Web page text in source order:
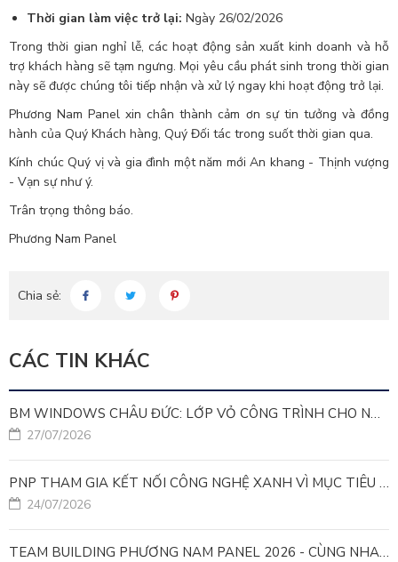
Thời gian làm việc trở lại: Ngày 26/02/2026
Trong thời gian nghỉ lễ, các hoạt động sản xuất kinh doanh và hỗ
trợ khách hàng sẽ tạm ngưng. Mọi yêu cầu phát sinh trong thời gian
này sẽ được chúng tôi tiếp nhận và xử lý ngay khi hoạt động trở lại.
Phương Nam Panel xin chân thành cảm ơn sự tin tưởng và đồng
hành của Quý Khách hàng, Quý Đối tác trong suốt thời gian qua.
Kính chúc Quý vị và gia đình một năm mới An khang - Thịnh vượng
- Vạn sự như ý.
Trân trọng thông báo.
Phương Nam Panel
Chia sẻ:
CÁC TIN KHÁC
BM WINDOWS CHÂU ĐỨC: LỚP VỎ CÔNG TRÌNH CHO NHÀ MÁY LEED GOLD
27/07/2026
PNP THAM GIA KẾT NỐI CÔNG NGHỆ XANH VÌ MỤC TIÊU PHÁT TRIỂN BỀN VỮNG
24/07/2026
TEAM BUILDING PHƯƠNG NAM PANEL 2026 - CÙNG NHAU ĐI XA, CÙNG NHAU LỚN MẠNH